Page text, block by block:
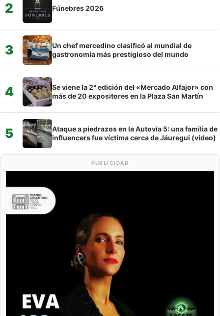
2 Fúnebres 2026
3
Un chef mercedino clasificó al mundial de
gastronomía más prestigioso del mundo
4
Se viene la 2° edición del «Mercado Alfajor» con
más de 20 expositores en la Plaza San Martín
5
Ataque a piedrazos en la Autovía 5: una familia de
influencers fue víctima cerca de Jáuregui (video)
PUBLICIDAD